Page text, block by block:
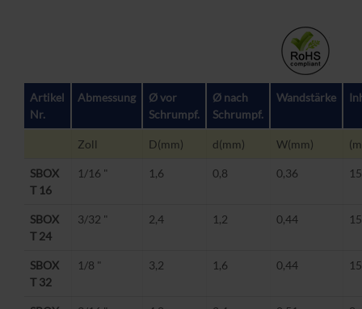
Artikel
Nr.
Abmessung
Ø vor
Schrumpf.
Ø nach
Schrumpf.
Wandstärke
Zoll D(mm) d(mm) W(mm)
SBOX
T 16
1/16 " 1,6 0,8 0,36 15
SBOX
T 24
3/32 " 2,4 1,2 0,44 15
SBOX
T 32
1/8 " 3,2 1,6 0,44 15